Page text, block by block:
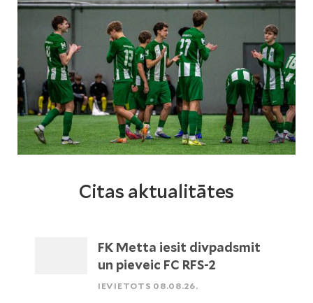
Citas aktualitātes
FK Metta iesit divpadsmit
un pieveic FC RFS-2
IEVIETOTS 08.08.26.